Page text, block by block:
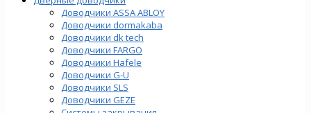
Доводчики ASSA ABLOY
Доводчики dormakaba
Доводчики dk tech
Доводчики FARGO
Доводчики Hafele
Доводчики G-U
Доводчики SLS
Доводчики GEZE